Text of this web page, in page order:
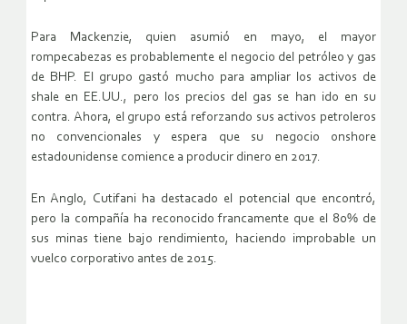
Para Mackenzie, quien asumió en mayo, el mayor
rompecabezas es probablemente el negocio del petróleo y gas
de BHP. El grupo gastó mucho para ampliar los activos de
shale en EE.UU., pero los precios del gas se han ido en su
contra. Ahora, el grupo está reforzando sus activos petroleros
no convencionales y espera que su negocio onshore
estadounidense comience a producir dinero en 2017.
En Anglo, Cutifani ha destacado el potencial que encontró,
pero la compañía ha reconocido francamente que el 80% de
sus minas tiene bajo rendimiento, haciendo improbable un
vuelco corporativo antes de 2015.